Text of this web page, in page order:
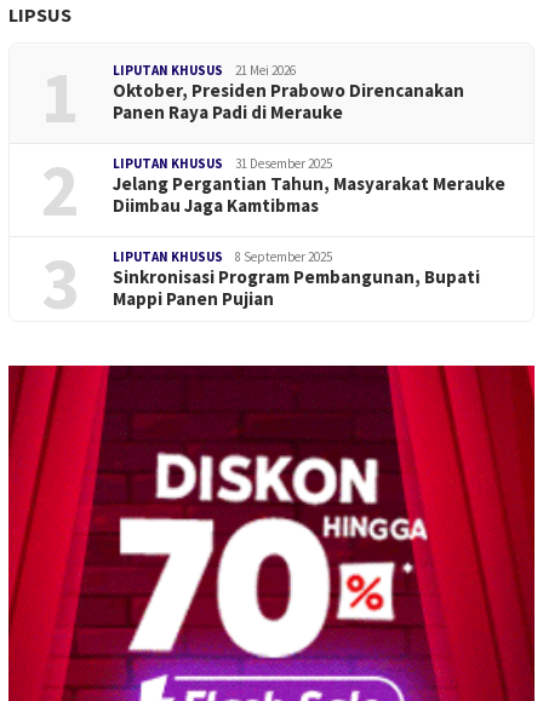
LIPSUS
1 LIPUTAN KHUSUS 21 Mei 2026
Oktober, Presiden Prabowo Direncanakan
Panen Raya Padi di Merauke
2 LIPUTAN KHUSUS 31 Desember 2025
Jelang Pergantian Tahun, Masyarakat Merauke
Diimbau Jaga Kamtibmas
3 LIPUTAN KHUSUS 8 September 2025
Sinkronisasi Program Pembangunan, Bupati
Mappi Panen Pujian